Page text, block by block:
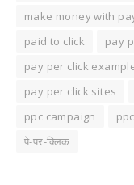
make money with
paid to click
pay
pay per click
pay per click sites
ppc campaign
पे-पर-क्लिक